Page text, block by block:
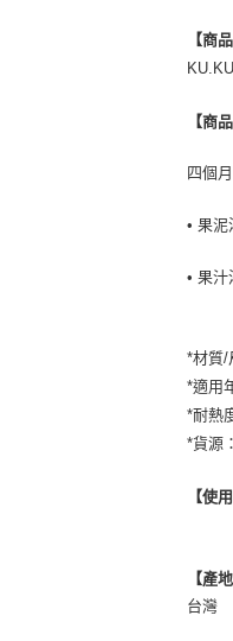
【商
【商
四個
• 果
• 果
*材質/
*適用
*耐熱
*貨源
【使
【產
台灣